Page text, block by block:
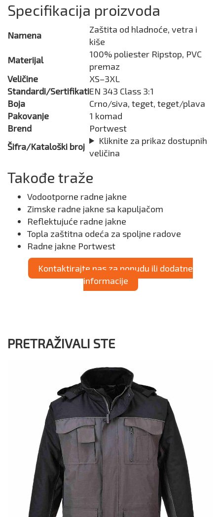
Specifikacija proizvoda
Namena
Zaštita od hladnoće, vetra i
kiše
Materijal
100% poliester Ripstop, PVC
premaz
Veličine
XS–3XL
Standardi/SertifikatiEN 343 Class 3:1
Boja
Crno/siva, teget, teget/plava
Pakovanje
1 komad
Brend
Portwest
Šifra/Kataloški broj
Kliknite za prikaz dostupnih
veličina
Takođe traže
Vodootporne radne jakne
Zimske radne jakne sa kapuljačom
Reflektujuće radne jakne
Topla zaštitna odeća za spoljne radove
Radne jakne Portwest
Kontaktirajte nas za ponudu ili dodatne
informacije
PRETRAŽIVALI STE